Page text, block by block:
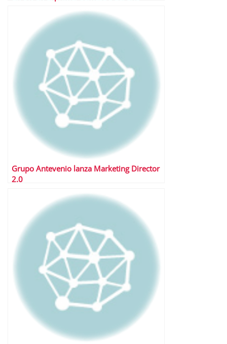
Grupo Antevenio lanza Marketing Director
2.0